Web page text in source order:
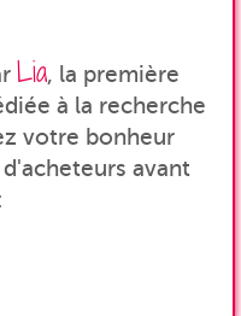
Lia, la première
à la recherche
votre bonheur
avant